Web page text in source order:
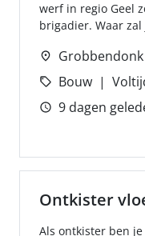
werf in regio Geel
brigadier. Waar
Grobbendonk
Bouw
9 dagen
Ontkister
Als ontkister ben